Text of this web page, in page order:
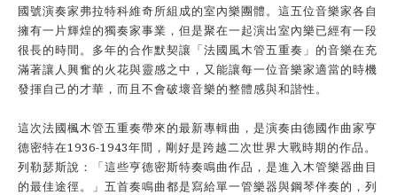
國號演奏家弗拉特科維奇所組成的室內樂團體。這五位音樂家各自
擁有一片輝煌的獨奏家事業，但是聚在一起演出室內樂已經有一段
很長的時間。多年的合作默契讓「法國風木管五重奏」的音樂在充
滿著讓人興奮的火花與靈感之中，又能讓每一位音樂家適當的時機
發揮自己的才華，而且不會破壞音樂的整體感與和諧性。
這次法國楓木管五重奏帶來的最新專輯曲，是演奏由德國作曲家亨
德密特在1936-1943年間，剛好是跨越二次世界大戰時期的作品。
列勒瑟斯說：「這些亨德密斯特奏鳴曲作品，是進入木管樂器曲目
的最佳途徑。」五首奏鳴曲都是寫給單一管樂器與鋼琴伴奏的，列